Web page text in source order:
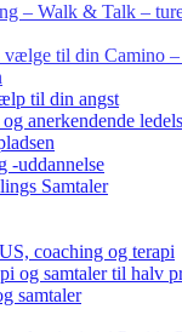
– Walk & Talk –
til din Camino –
til din angst
anerkendende
-uddannelse
Samtaler
coaching og terapi
og samtaler til halv
samtaler